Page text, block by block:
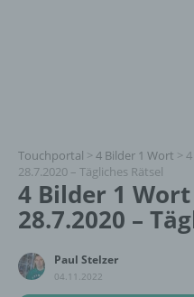
Touchportal > 4 Bilder 1 Wort >
28.7.2020 – Tägliches Rätsel
4 Bilder 1
28.7.2020 –
Paul Stelzer
04.11.2022